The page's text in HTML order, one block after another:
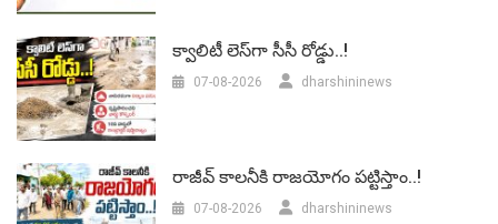
క్వాలిటీ లెస్‌గా సీసీ రోడ్డు..!
07-08-2026 dharshininews
రాజీవ్ కాలనీకి రాజయోగం పట్టిస్తాం..!
07-08-2026 dharshininews